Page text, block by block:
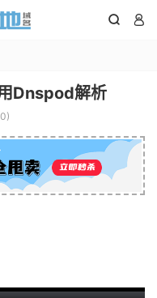
 
Dnspod解析
0)